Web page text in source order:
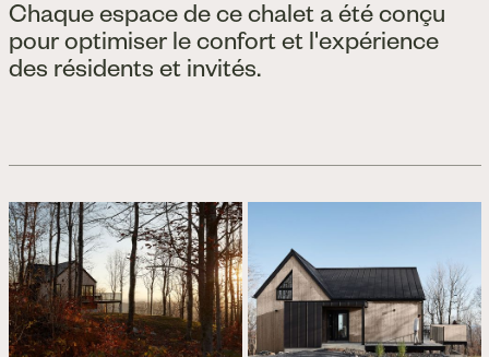
Chaque espace de ce chalet a été conçu
pour optimiser le confort et l'expérience
des résidents et invités.